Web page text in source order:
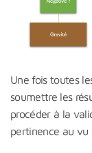
Une fois toutes
soumettre les
procéder à la
pertinence au vu